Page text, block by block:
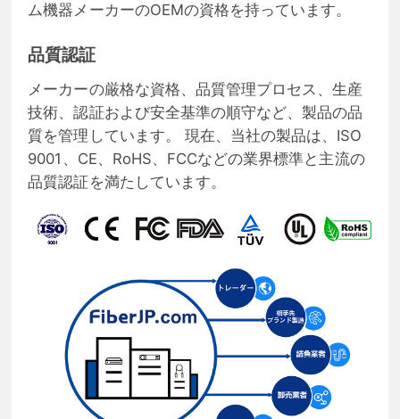
ム機器メーカーのOEMの資格を持っています。
品質認証
メーカーの厳格な資格、品質管理プロセス、生産
技術、認証および安全基準の順守など、製品の品
質を管理しています。 現在、当社の製品は、ISO
9001、CE、RoHS、FCCなどの業界標準と主流の
品質認証を満たしています。